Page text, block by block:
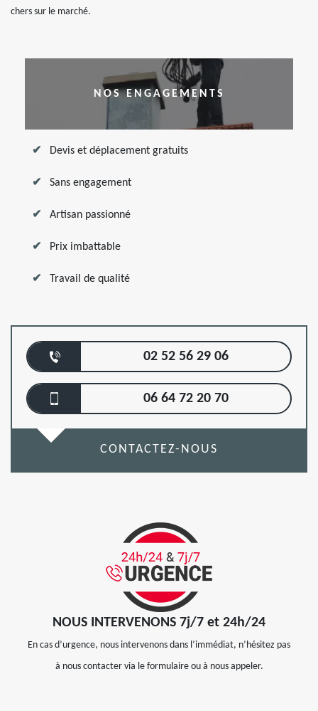
chers sur le marché.
NOS ENGAGEMENTS
Devis et déplacement gratuits
Sans engagement
Artisan passionné
Prix imbattable
Travail de qualité
02 52 56 29 06
06 64 72 20 70
CONTACTEZ-NOUS
NOUS INTERVENONS 7j/7 et 24h/24
En cas d’urgence, nous intervenons dans l’immédiat, n’hésitez pas
à nous contacter via le formulaire ou à nous appeler.